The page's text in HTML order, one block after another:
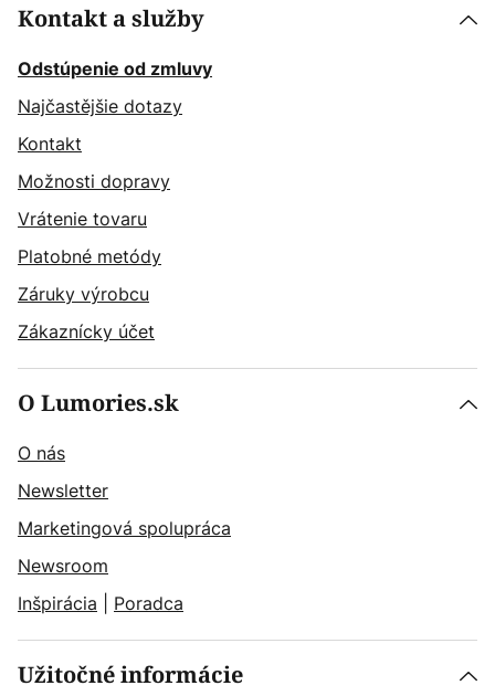
Kontakt a služby
Odstúpenie od zmluvy
Najčastějšie dotazy
Kontakt
Možnosti dopravy
Vrátenie tovaru
Platobné metódy
Záruky výrobcu
Zákaznícky účet
O Lumories.sk
O nás
Newsletter
Marketingová spolupráca
Newsroom
Inšpirácia
Poradca
Užitočné informácie